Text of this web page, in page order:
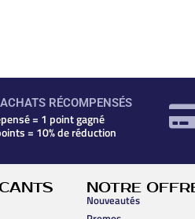
RÉCOMPENSÉS
= 1 point gagné
= 10% de réduction
NOTRE
Nouveautés